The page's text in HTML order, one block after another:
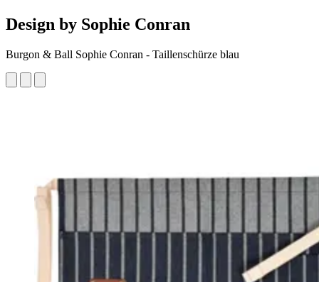
Design by Sophie Conran
Burgon & Ball Sophie Conran - Taillenschürze blau